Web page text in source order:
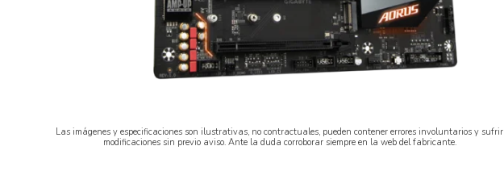
Las imágenes y especificaciones son ilustrativas, no contractuales, pueden contener errores involuntarios y sufrir
modificaciones sin previo aviso. Ante la duda corroborar siempre en la web del fabricante.